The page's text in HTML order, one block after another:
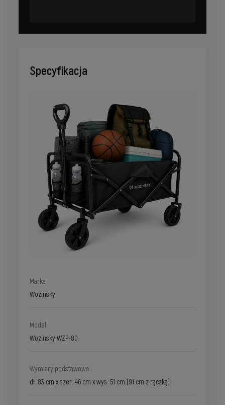
Specyfikacja
Marka
Wozinsky
Model
Wozinsky WZP-80
Wymiary podstawowe
dł. 83 cm x szer. 46 cm x wys. 51 cm (91 cm z rączką)